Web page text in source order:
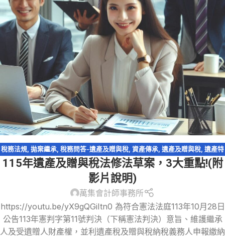
稅務法規, 拋棄繼承, 稅務問答-遺產及贈與稅, 資產傳承, 遺產及贈與稅, 遺產特
留分, 配偶剩餘財產差額分配請求權
115年遺產及贈與稅法修法草案，3大重點!(附
影片說明)
萬集會計師事務所
https://youtu.be/yX9gQGiItn0 為符合憲法法庭113年10月28日
公告113年憲判字第11號判決（下稱憲法判決）意旨、維護繼承
人及受遺贈人財產權，並利遺產稅及贈與稅納稅義務人申報繳納